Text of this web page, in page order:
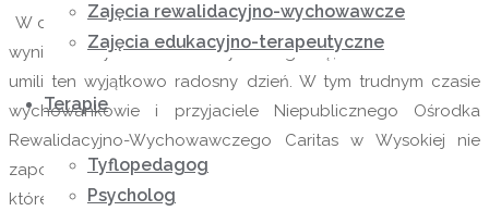
Zajęcia rewalidacyjno-wychowawcze
Zajęcia edukacyjno-terapeutyczne
Terapie
Tyflopedagog
Psycholog
W dniu święta wszystkich Dzieci jury konkursowe publikuje
wyniki. Każdy uczestnik otrzyma nagrodę, która dodatkowo
umili ten wyjątkowo radosny dzień. W tym trudnym czasie
wychowankowie i przyjaciele Niepublicznego Ośrodka
Rewalidacyjno-Wychowawczego Caritas w Wysokiej nie
zapominają o szczególnej roli i oświeceniu wszystkich osób,
które angażują się w walkę z koronawirusem. Aby docenić …